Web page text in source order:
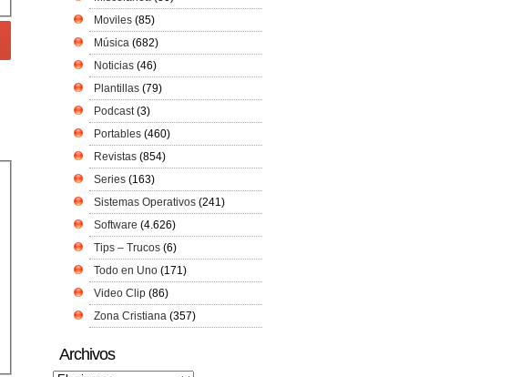
Moviles (85)
Música (682)
Noticias (46)
Plantillas (79)
Podcast(3)
Portables (460)
Revistas (854)
Series (163)
Sistemas Operativos (241)
Software (4.626)
Tips – Trucos (6)
Todo en Uno (171)
Video Clip (86)
Zona Cristiana (357)
Archivos